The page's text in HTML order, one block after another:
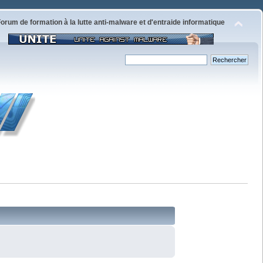
de formation à la lutte anti-malware et d'entraide informatique